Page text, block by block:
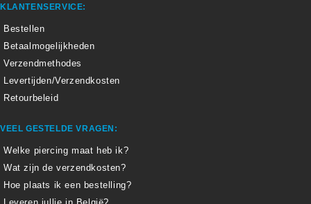
KLANTENSERVICE:
Bestellen
Betaalmogelijkheden
Verzendmethodes
Levertijden/Verzendkosten
Retourbeleid
VEEL GESTELDE VRAGEN:
Welke piercing maat heb ik?
Wat zijn de verzendkosten?
Hoe plaats ik een bestelling?